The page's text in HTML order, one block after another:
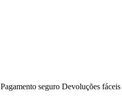
Pagamento seguro Devoluções fáceis